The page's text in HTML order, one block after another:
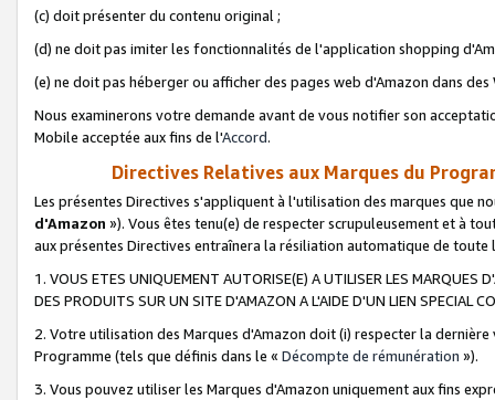
(c) doit présenter du contenu original ;
(d) ne doit pas imiter les fonctionnalités de l'application shopping
(e) ne doit pas héberger ou afficher des pages web d'Amazon dans
Nous examinerons votre demande avant de vous notifier son
Mobile acceptée aux fins de l'Accord.
Directives Relatives aux Marques du
Les présentes Directives s'appliquent à l'utilisation des marques que
d'Amazon »). Vous êtes tenu(e) de respecter scrupuleusement et à
aux présentes Directives entraînera la résiliation automatique de
1. VOUS ETES UNIQUEMENT AUTORISE(E) A UTILISER LES MARQUES
DES PRODUITS SUR UN SITE D'AMAZON A L'AIDE D'UN LIEN SPECIAL
2. Votre utilisation des Marques d'Amazon doit (i) respecter la
Programme (tels que définis dans le « Décompte de rémunération »).
3. Vous pouvez utiliser les Marques d'Amazon uniquement aux fins